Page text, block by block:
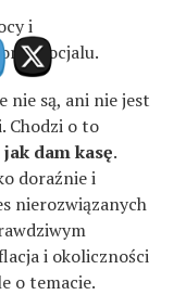
i
socjalu.
nie są, ani nie jest
Chodzi o to
dam kasę.
doraźnie i
nierozwiązanych
i okoliczności
o temacie.